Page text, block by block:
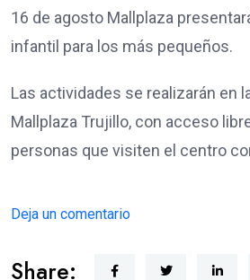
16 de agosto Mallplaza
infantil para los más pequeños.
Las actividades se realizarán en
Mallplaza Trujillo, con acceso
personas que visiten el centro
Deja un comentario
Share: